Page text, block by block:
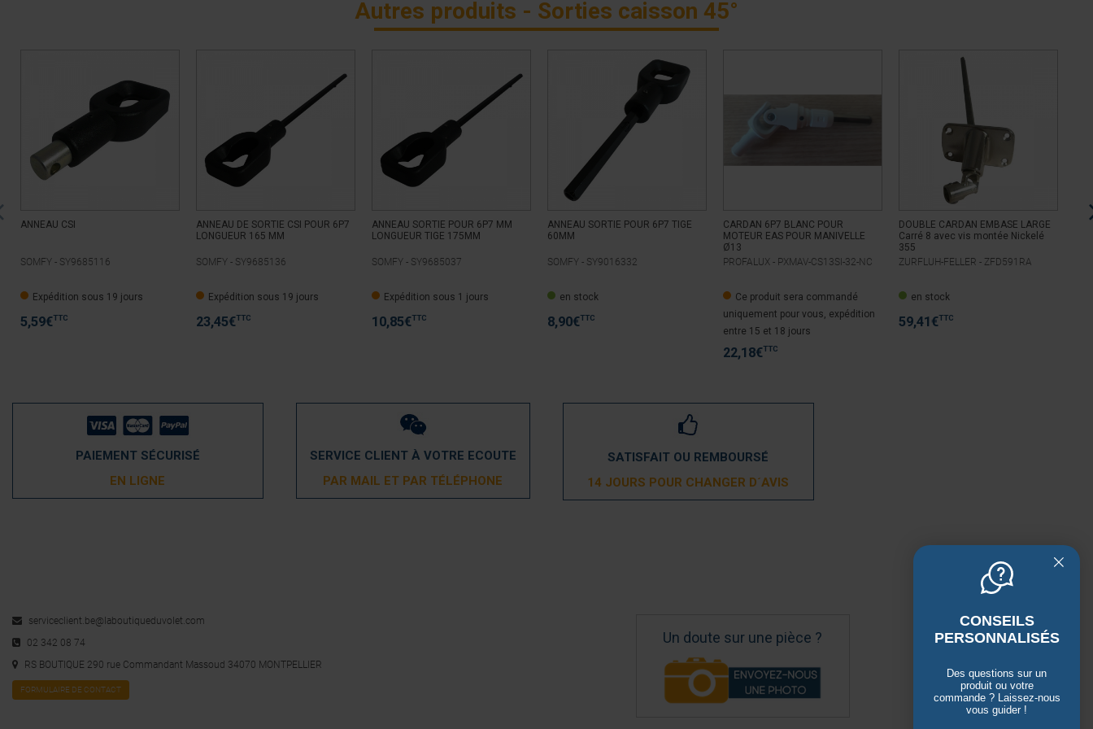
Autres produits - Sorties caisson 45°
ANNEAU CSI
SOMFY - SY9685116
Expédition sous 19 jours
5,59€TTC
ANNEAU DE SORTIE CSI POUR 6P7
LONGUEUR 165 MM
SOMFY - SY9685136
Expédition sous 19 jours
23,45€TTC
ANNEAU SORTIE POUR 6P7 MM
LONGUEUR TIGE 175MM
SOMFY - SY9685037
Expédition sous 1 jours
10,85€TTC
ANNEAU SORTIE POUR 6P7 TIGE
60MM
SOMFY - SY9016332
en stock
8,90€TTC
CARDAN 6P7 BLANC POUR
MOTEUR EAS POUR MANIVELLE
Ø13
PROFALUX - PXMAV-CS13SI-32-NC
Ce produit sera commandé
uniquement pour vous, expédition
entre 15 et 18 jours
22,18€TTC
DOUBLE CARDAN EMBASE LARGE
Carré 8 avec vis montée Nickelé
355
ZURFLUH-FELLER - ZFD591RA
en stock
59,41 €TTC
PAIEMENT SÉCURISÉ
EN LIGNE
SERVICE CLIENT À VOTRE ECOUTE
PAR MAIL ET PAR TÉLÉPHONE
SATISFAIT OU REMBOURSÉ
14 JOURS POUR CHANGER D´AVIS
serviceclient.be@laboutiqueduvolet.com
02 342 08 74
RS BOUTIQUE 290 rue Commandant Massoud 34070 MONTPELLIER
FORMULAIRE DE CONTACT
Un doute sur une pièce ?
CONSEILS
PERSONNALISÉS
Des questions sur un
produit ou votre
commande ? Laissez-nous
vous guider !